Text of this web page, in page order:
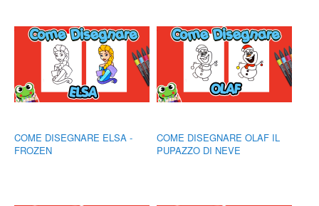
COME DISEGNARE ELSA -
FROZEN
COME DISEGNARE OLAF IL
PUPAZZO DI NEVE